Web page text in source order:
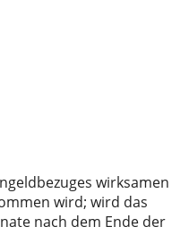
wirksamen
wird; wird das
nach dem Ende der